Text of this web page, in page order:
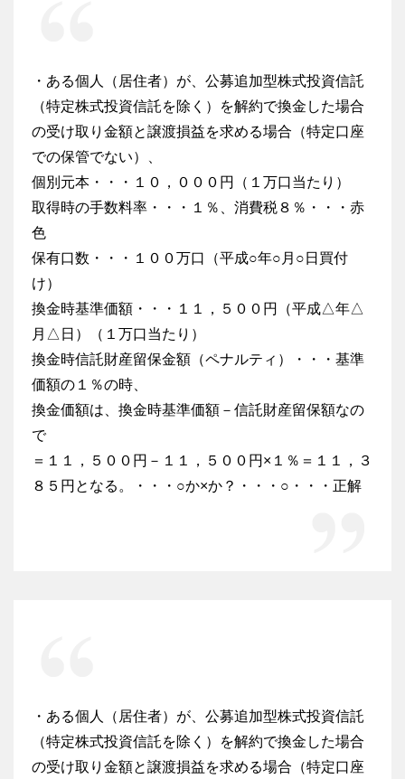
・ある個人（居住者）が、公募追加型株式投資信託
（特定株式投資信託を除く）を解約で換金した場合
の受け取り金額と譲渡損益を求める場合（特定口座
での保管でない）、
個別元本・・・１０，０００円（１万口当たり）
取得時の手数料率・・・１％、消費税８％・・・赤
色
保有口数・・・１００万口（平成○年○月○日買付
け）
換金時基準価額・・・１１，５００円（平成△年△
月△日）（１万口当たり）
換金時信託財産留保金額（ペナルティ）・・・基準
価額の１％の時、
換金価額は、換金時基準価額－信託財産留保額なの
で
＝１１，５００円－１１，５００円×１％＝１１，３
８５円となる。・・・○か×か？・・・○・・・正解
・ある個人（居住者）が、公募追加型株式投資信託
（特定株式投資信託を除く）を解約で換金した場合
の受け取り金額と譲渡損益を求める場合（特定口座